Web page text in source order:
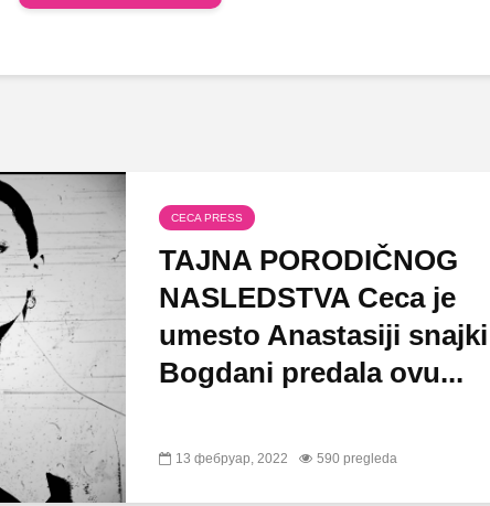
CECA PRESS
TAJNA PORODIČNOG
NASLEDSTVA Ceca je
umesto Anastasiji snajki
Bogdani predala ovu...
13 фебруар, 2022 590 pregleda